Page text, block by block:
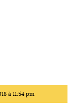
à 11:54 pm